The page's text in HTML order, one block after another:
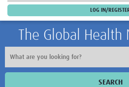
The Global
SEARCH